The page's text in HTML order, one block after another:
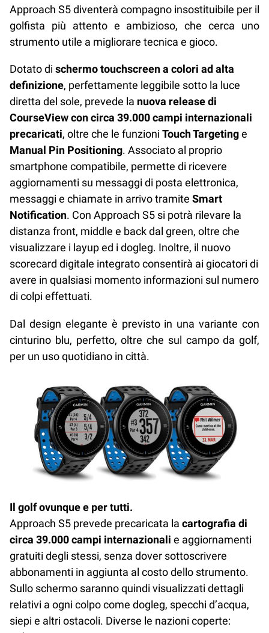
Approach S5 diventerà compagno insostituibile per il
golfista più attento e ambizioso, che cerca uno
strumento utile a migliorare tecnica e gioco.
Dotato di schermo touchscreen a colori ad alta
definizione, perfettamente leggibile sotto la luce
diretta del sole, prevede la nuova release di
CourseView con circa 39.000 campi internazionali
precaricati, oltre che le funzioni Touch Targetinge
Manual Pin Positioning. Associato al proprio
smartphone compatibile, permette di ricevere
aggiornamenti su messaggi di posta elettronica,
messaggi e chiamate in arrivo tramite Smart
Notification. Con Approach S5 si potrà rilevare la
distanza front, middle e back dal green, oltre che
visualizzare i layup ed i dogleg. Inoltre, il nuovo
scorecard digitale integrato consentirà ai giocatori di
avere in qualsiasi momento informazioni sul numero
di colpi effettuati.
Dal design elegante è previsto in una variante con
cinturino blu, perfetto, oltre che sul campo da golf,
per un uso quotidiano in città.
Il golf ovunque e per tutti.
Approach S5 prevede precaricata la cartografia di
circa 39.000 campi internazionali e aggiornamenti
gratuiti degli stessi, senza dover sottoscrivere
abbonamenti in aggiunta al costo dello strumento.
Sullo schermo saranno quindi visualizzati dettagli
relativi a ogni colpo come dogleg, specchi d’acqua,
siepi e altri ostacoli. Diverse le nazioni coperte: